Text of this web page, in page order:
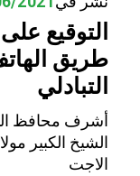
التوقيع
طريق
التبادلي
أشرف محافظ
الشيخ الكبير
الاجت